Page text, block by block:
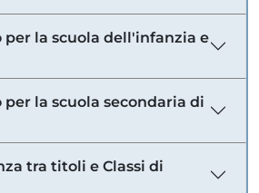
per la scuola dell'infanzia e
per la scuola secondaria di
tra titoli e Classi di